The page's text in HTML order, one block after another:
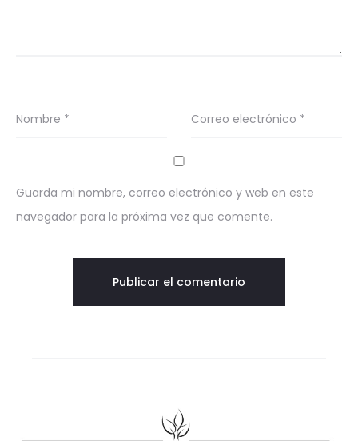
Nombre * Correo electrónico *
Guarda mi nombre, correo electrónico y web en este
navegador para la próxima vez que comente.